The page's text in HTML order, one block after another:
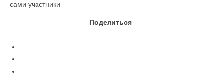
сами участники
Поделиться